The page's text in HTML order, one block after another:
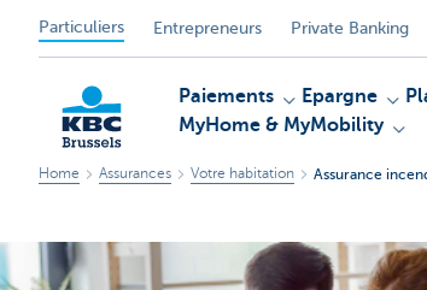
Particuliers Entrepreneurs Private Banking
KBC
Paiements Epargne
MyHome & MyMobility
Home Assurances Votre habitation Assurance